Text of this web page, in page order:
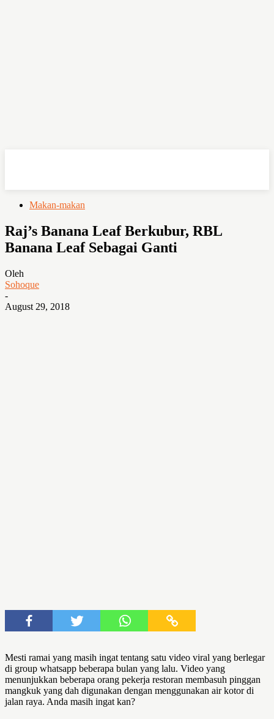
Makan-makan
Raj’s Banana Leaf Berkubur, RBL
Banana Leaf Sebagai Ganti
Oleh
Sohoque
-
August 29, 2018
Mesti ramai yang masih ingat tentang satu video viral yang berlegar
di group whatsapp beberapa bulan yang lalu. Video yang
menunjukkan beberapa orang pekerja restoran membasuh pinggan
mangkuk yang dah digunakan dengan menggunakan air kotor di
jalan raya. Anda masih ingat kan?